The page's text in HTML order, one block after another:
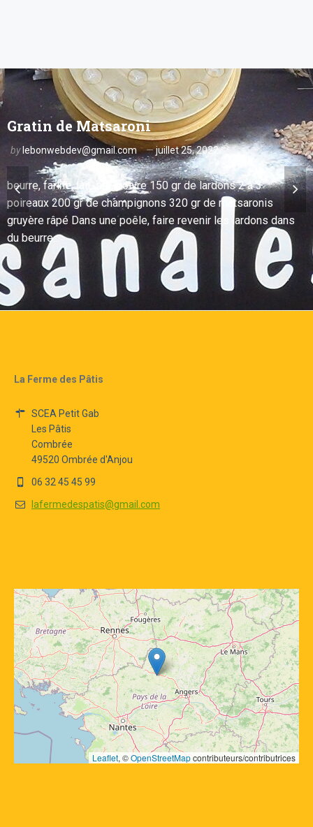
Gratin de Matsaroni
bylebonwebdev@gmail.com juillet 25, 2022
beurre, farine, lait, sel, poivre 150 gr de lardons 2
à 3 poireaux 200 gr de champignons 320 gr de
m...
Gratin de Matsaroni
by lebonwebdev@gmail.com juillet 25, 2022
beurre, farine, lait, sel, poivre 150 gr de lardons 2 à 3
poireaux 200 gr de champignons 320 gr de matsaronis
gruyère râpé Dans une poêle, faire revenir les lardons dans
du beurre...
La Ferme des Pâtis
SCEA Petit Gab
Les Pâtis
Combrée
49520 Ombrée d'Anjou
06 32 45 45 99
lafermedespatis@gmail.com
Leaflet, © OpenStreetMap contributeurs/contributrices